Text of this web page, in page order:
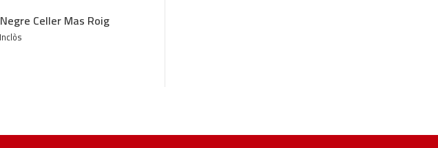
Celler Mas Roig